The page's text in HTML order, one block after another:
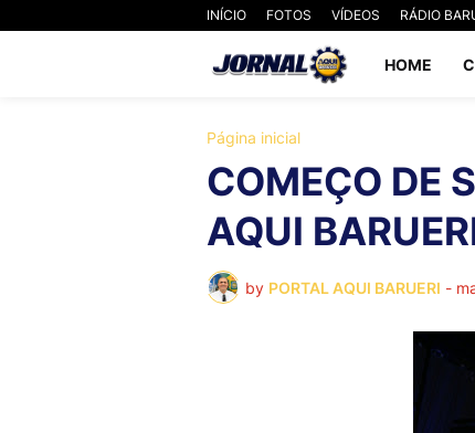
INÍCIO FOTOS VÍDEOS RÁDIO
HOME
Página inicial
COMEÇO DE
AQUI
by PORTAL AQUI BARUERI -